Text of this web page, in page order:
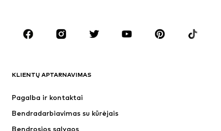
Aksesuarai
Premium
Naujienos
KLIENTŲ APTARNAVIMAS
Pagalba ir kontaktai
Bendradarbiavimas su kūrėjais
Bendrosios sąlygos